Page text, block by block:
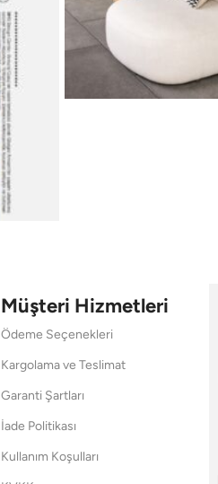
Müşteri Hizmetleri
Ödeme Seçenekleri
Kargolama ve Teslimat
Garanti Şartları
İade Politikası
Kullanım Koşulları